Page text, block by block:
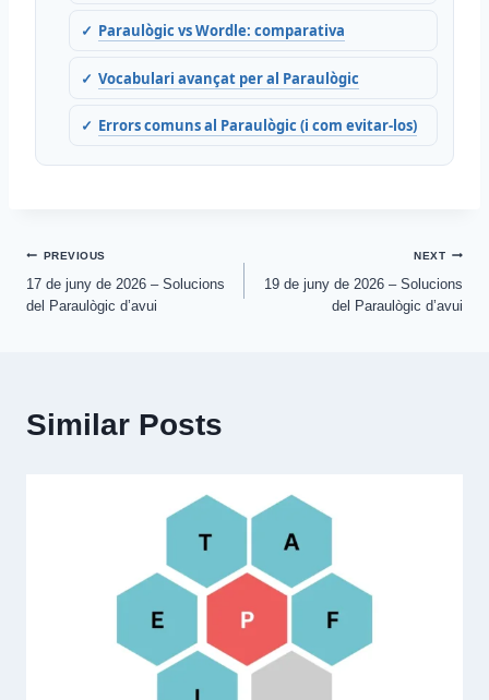
Paraulògic vs Wordle: comparativa
Vocabulari avançat per al Paraulògic
Errors comuns al Paraulògic (i com evitar-los)
Post
navigation
PREVIOUS
17 de juny de 2026 – Solucions
del Paraulògic d’avui
NEXT
19 de juny de 2026 – Solucions
del Paraulògic d’avui
Similar Posts